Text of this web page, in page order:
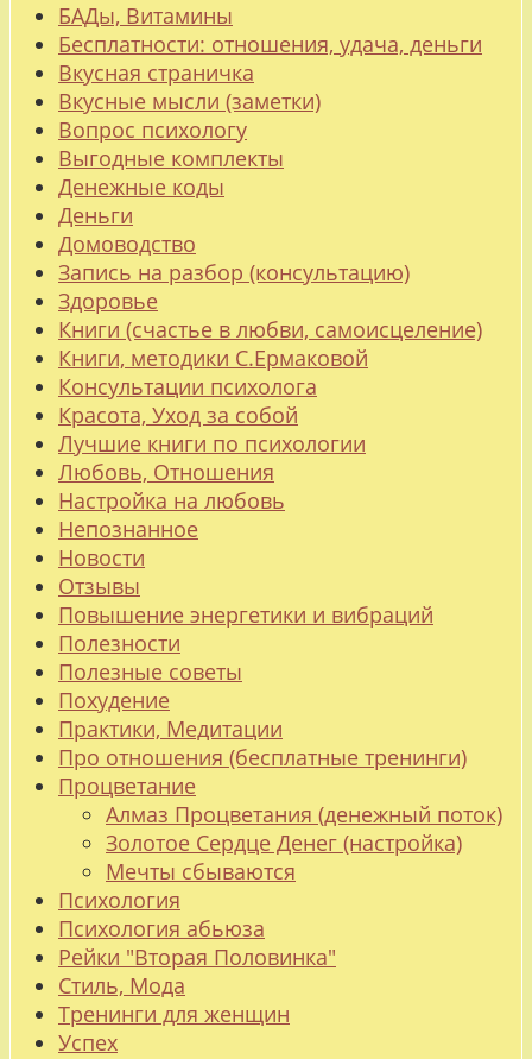
БАДы, Витамины
Бесплатности: отношения, удача, деньги
Вкусная страничка
Вкусные мысли (заметки)
Вопрос психологу
Выгодные комплекты
Денежные коды
Деньги
Домоводство
Запись на разбор (консультацию)
Здоровье
Книги (счастье в любви, самоисцеление)
Книги, методики С.Ермаковой
Консультации психолога
Красота, Уход за собой
Лучшие книги по психологии
Любовь, Отношения
Настройка на любовь
Непознанное
Новости
Отзывы
Повышение энергетики и вибраций
Полезности
Полезные советы
Похудение
Практики, Медитации
Про отношения (бесплатные тренинги)
Процветание
Алмаз Процветания (денежный поток)
Золотое Сердце Денег (настройка)
Мечты сбываются
Психология
Психология абьюза
Рейки "Вторая Половинка"
Стиль, Мода
Тренинги для женщин
Успех